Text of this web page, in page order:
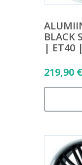
BLACK
| ET40
219,90 €